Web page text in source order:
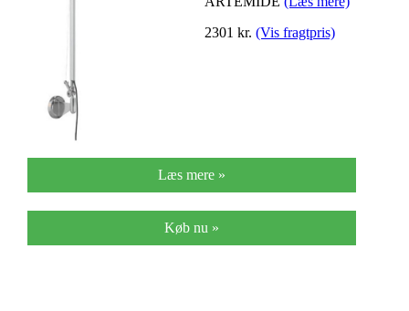
2301 kr. (Vis fragtpris)
Læs mere »
Køb nu »